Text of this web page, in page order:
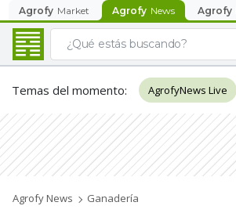
Agrofy Market Agrofy News Agrofy
Temas del momento: AgrofyNews Live
Agrofy News Ganadería